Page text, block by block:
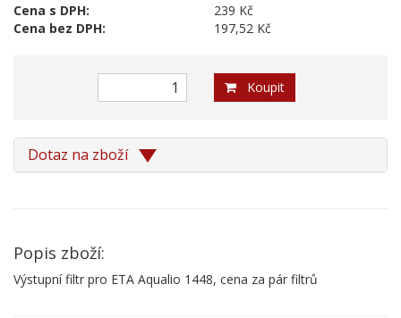
Cena s DPH:
239 Kč
Cena bez DPH:
197,52 Kč
Koupit
Dotaz na zboží
Popis zboží:
Výstupní filtr pro ETA Aqualio 1448, cena za pár filtrů